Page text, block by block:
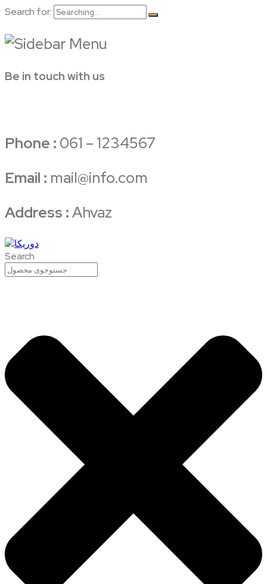
Search for:
Be in touch with us
Phone : 061 – 1234567
Email : mail@info.com
Address :Ahvaz
Search